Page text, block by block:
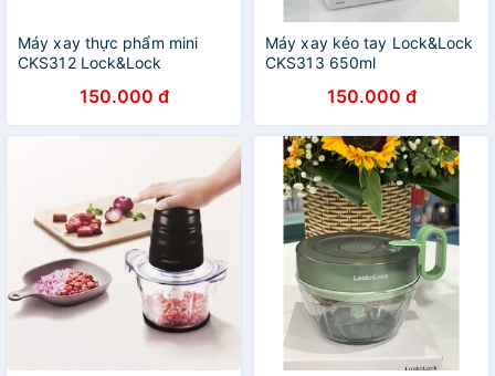
Máy xay thực phẩm mini
CKS312 Lock&Lock
150.000 đ
Máy xay kéo tay Lock&Lock
CKS313 650ml
150.000 đ